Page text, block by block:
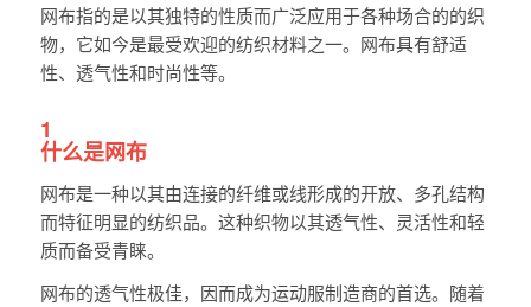
网布指的是以其独特的性质而广泛应用于各种场合的的织
物，它如今是最受欢迎的纺织材料之一。网布具有舒适
性、透气性和时尚性等。
1
什么是网布
网布是一种以其由连接的纤维或线形成的开放、多孔结构
而特征明显的纺织品。这种织物以其透气性、灵活性和轻
质而备受青睐。
网布的透气性极佳，因而成为运动服制造商的首选。随着